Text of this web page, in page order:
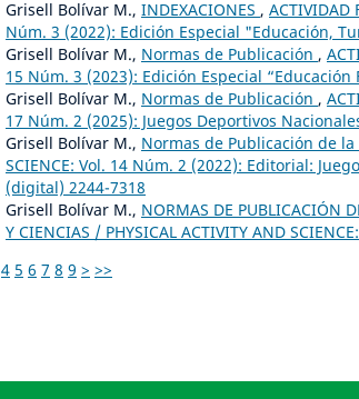
Grisell Bolívar M., INDEXACIONES , ACTIVIDAD
Núm. 3 (2022): Edición Especial "Educación,
Grisell Bolívar M., Normas de Publicación ,
15 Núm. 3 (2023): Edición Especial “Educación
Grisell Bolívar M., Normas de Publicación ,
17 Núm. 2 (2025): Juegos Deportivos
Grisell Bolívar M., Normas de Publicación de la
SCIENCE: Vol. 14 Núm. 2 (2022): Editorial:
(digital) 2244-7318
Grisell Bolívar M., NORMAS DE PUBLICACIÓN
Y CIENCIAS / PHYSICAL ACTIVITY AND
4 5 6 7 8 9 > >>